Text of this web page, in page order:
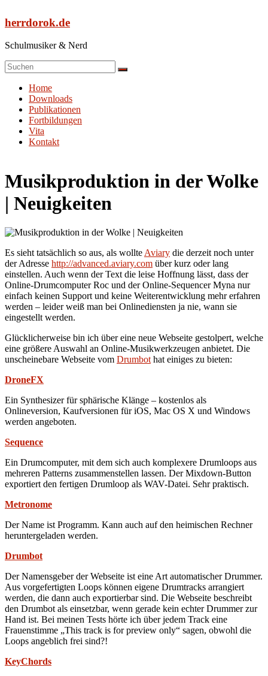
Inhalt
springen
herrdorok.de
Schulmusiker & Nerd
Menü
Home
Downloads
Publikationen
Fortbildungen
Vita
Kontakt
Musikproduktion in der Wolke
| Neuigkeiten
Es sieht tatsächlich so aus, als wollte Aviary die derzeit noch unter
der Adresse http://advanced.aviary.com über kurz oder lang
einstellen. Auch wenn der Text die leise Hoffnung lässt, dass der
Online-Drumcomputer Roc und der Online-Sequencer Myna nur
einfach keinen Support und keine Weiterentwicklung mehr erfahren
werden – leider weiß man bei Onlinediensten ja nie, wann sie
eingestellt werden.
Glücklicherweise bin ich über eine neue Webseite gestolpert, welche
eine größere Auswahl an Online-Musikwerkzeugen anbietet. Die
unscheinebare Webseite vom Drumbot hat einiges zu bieten:
DroneFX
Ein Synthesizer für sphärische Klänge – kostenlos als
Onlineversion, Kaufversionen für iOS, Mac OS X und Windows
werden angeboten.
Sequence
Ein Drumcomputer, mit dem sich auch komplexere Drumloops aus
mehreren Patterns zusammenstellen lassen. Der Mixdown-Button
exportiert den fertigen Drumloop als WAV-Datei. Sehr praktisch.
Metronome
Der Name ist Programm. Kann auch auf den heimischen Rechner
heruntergeladen werden.
Drumbot
Der Namensgeber der Webseite ist eine Art automatischer Drummer.
Aus vorgefertigten Loops können eigene Drumtracks arrangiert
werden, die dann auch exportierbar sind. Die Webseite beschreibt
den Drumbot als einsetzbar, wenn gerade kein echter Drummer zur
Hand ist. Bei meinen Tests hörte ich über jedem Track eine
Frauenstimme „This track is for preview only“ sagen, obwohl die
Loops angeblich frei sind?!
KeyChords